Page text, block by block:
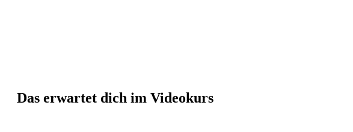
Das erwartet dich im Videokurs